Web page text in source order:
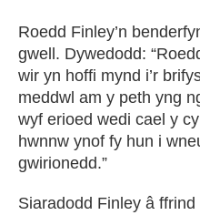
Roedd Finley’n
gwell. Dywedodd:
wir yn hoffi mynd i’r
meddwl am y peth yng
wyf erioed wedi cael y
hwnnw ynof fy hun i
gwirionedd.”
Siaradodd Finley â ffrind